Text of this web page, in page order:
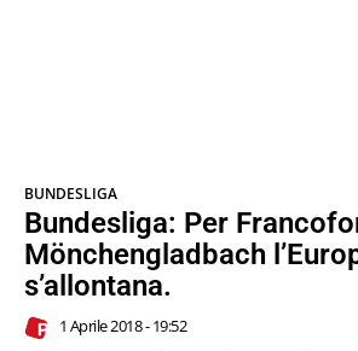
BUNDESLIGA
Bundesliga: Per
Mönchengladbach
s’allontana.
1 Aprile 2018 - 19:52